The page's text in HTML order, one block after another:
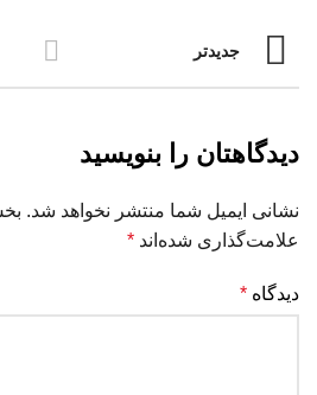
جدیدتر
دیدگاهتان را بنویسید
نشانی ایمیل شما منتشر نخواهد شد.
علامت‌گذاری شده‌اند *
دیدگاه *